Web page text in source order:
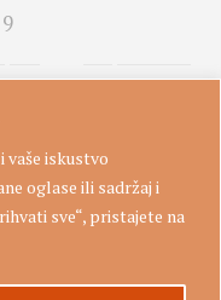
iskustvo
oglase ili sadržaj i
sve“, pristajete na
7 ... » Last »